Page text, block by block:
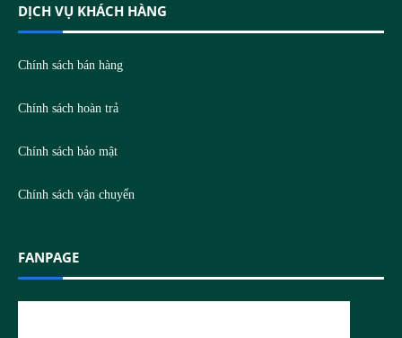
DỊCH VỤ KHÁCH HÀNG
Chính sách bán hàng
Chính sách hoàn trả
Chính sách bảo mật
Chính sách vận chuyển
FANPAGE